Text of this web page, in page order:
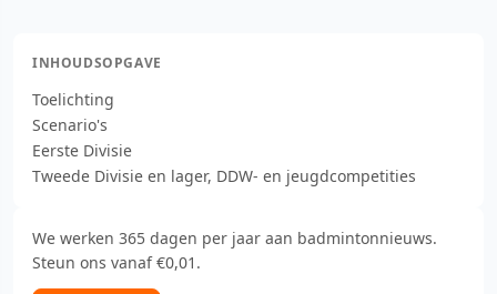
INHOUDSOPGAVE
Toelichting
Scenario's
Eerste Divisie
Tweede Divisie en lager, DDW- en jeugdcompetities
We werken 365 dagen per jaar aan badmintonnieuws.
Steun ons vanaf €0,01.